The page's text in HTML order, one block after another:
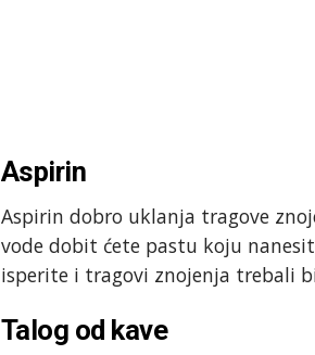
Aspirin
Aspirin dobro uklanja tragove
vode dobit ćete pastu koju
isperite i tragovi znojenja trebali
Talog od kave